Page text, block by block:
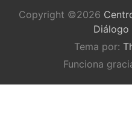
Copyright ©2026
Diálogo
Tema por:
Funciona